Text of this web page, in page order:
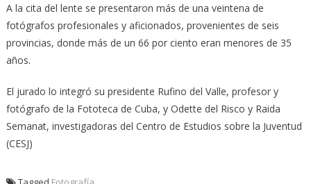
A la cita del lente se presentaron más de una veintena de
fotógrafos profesionales y aficionados, provenientes de seis
provincias, donde más de un 66 por ciento eran menores de 35
años.
El jurado lo integró su presidente Rufino del Valle, profesor y
fotógrafo de la Fototeca de Cuba, y Odette del Risco y Raida
Semanat, investigadoras del Centro de Estudios sobre la Juventud
(CESJ)